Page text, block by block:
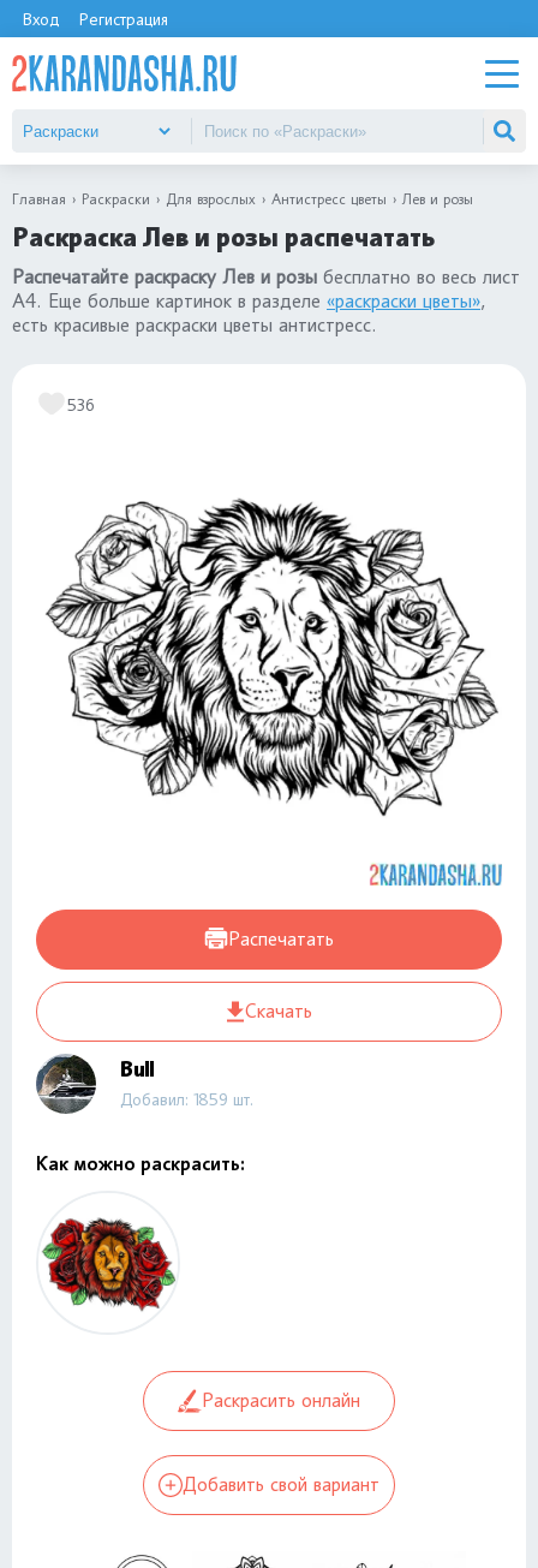
Вход Регистрация
Главная Раскраски Для взрослых Антистресс цветы Лев и розы
Раскраска Лев и розы распечатать
Распечатайте раскраску Лев и розы бесплатно во весь лист
А4. Еще больше картинок в разделе «раскраски цветы»,
есть красивые раскраски цветы антистресс.
536
Распечатать
Скачать
Bull
Добавил: 1859 шт.
Как можно раскрасить:
Раскрасить онлайн
Добавить свой вариант